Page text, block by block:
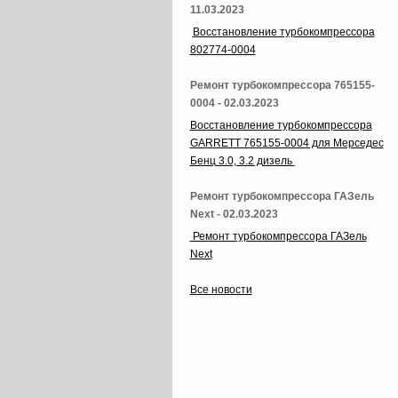
11.03.2023
Восстановление турбокомпрессора
802774-0004
Ремонт турбокомпрессора 765155-
0004 - 02.03.2023
Восстановление турбокомпрессора
GARRETT 765155-0004 для Мерседес
Бенц 3.0, 3.2 дизель
Ремонт турбокомпрессора ГАЗель
Next - 02.03.2023
Ремонт турбокомпрессора ГАЗель
Next
Все новости